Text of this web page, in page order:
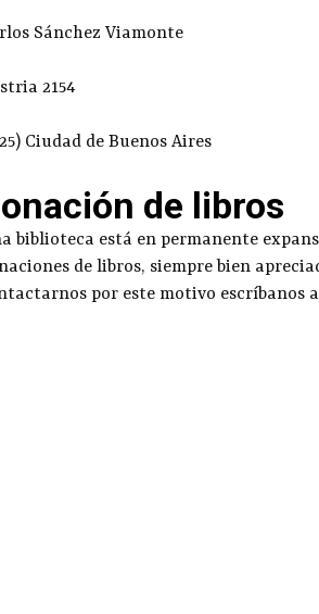
Sánchez Viamonte
2154
Ciudad de Buenos Aires
de libros
biblioteca está en permanente
de libros, siempre bien
por este motivo escríbanos